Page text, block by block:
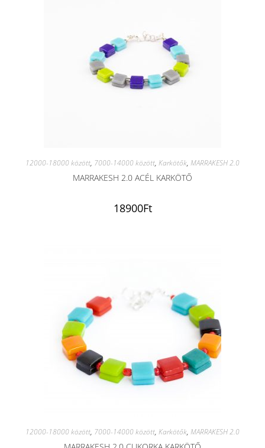
12000-18000 között, 7000-14000 között, Karkötők, MARRAKESH 2.0
MARRAKESH 2.0 ACÉL KARKÖTŐ
18900Ft
12000-18000 között, 7000-14000 között, Karkötők, MARRAKESH 2.0